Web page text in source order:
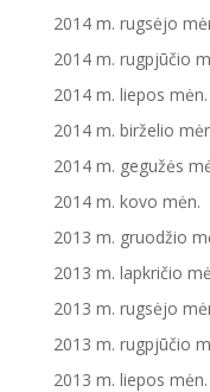
2014 m. rugsėjo
2014 m. rugpjūčio
2014 m. liepos mėn.
2014 m. birželio
2014 m. gegužės
2014 m. kovo mėn.
2013 m. gruodžio
2013 m. lapkričio
2013 m. rugsėjo
2013 m. rugpjūčio
2013 m. liepos mėn.